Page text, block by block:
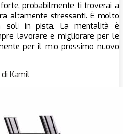
probabilmente ti troverai a
altamente stressanti. È molto
soli in pista. La mentalità è
lavorare e migliorare per le
per il mio prossimo nuovo
Kamil